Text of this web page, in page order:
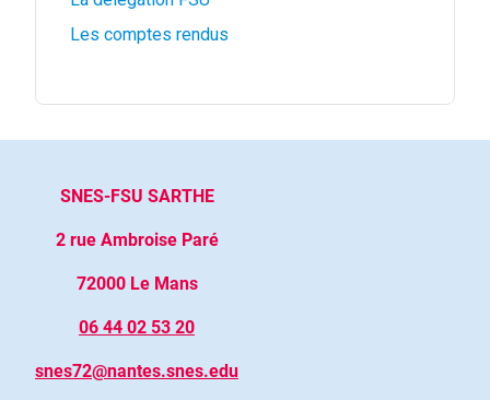
Les comptes rendus
SNES-FSU SARTHE
2 rue Ambroise Paré
72000 Le Mans
06 44 02 53 20
snes72@nantes.snes.edu